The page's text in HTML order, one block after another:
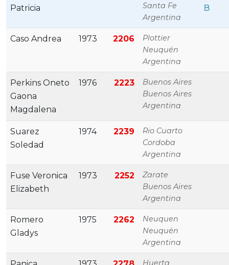
Patricia
Santa Fe
Argentina
B
Caso Andrea 1973 2206
Plottier
Neuquén
Argentina
Perkins Oneto
Gaona
Magdalena
1976 2223
Buenos Aires
Buenos Aires
Argentina
Suarez
Soledad
1974 2239
Rio Cuarto
Cordoba
Argentina
Fuse Veronica
Elizabeth
1973 2252
Zarate
Buenos Aires
Argentina
Romero
Gladys
1975 2262
Neuquen
Neuquén
Argentina
Huerta